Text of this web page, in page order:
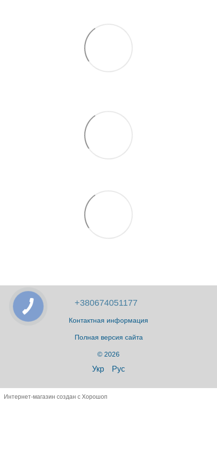
+380674051177
Контактная информация
Полная версия сайта
© 2026
Укр Рус
Интернет-магазин создан с Хорошоп